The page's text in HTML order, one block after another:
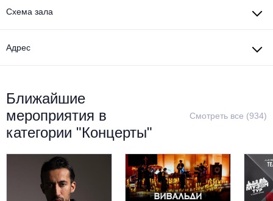
Металл
Схема зала
Адрес
Ближайшие
мероприятия в
категории "Концерты"
Смотреть все (934)